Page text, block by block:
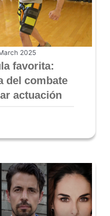
2025
favorita:
del combate
actuación